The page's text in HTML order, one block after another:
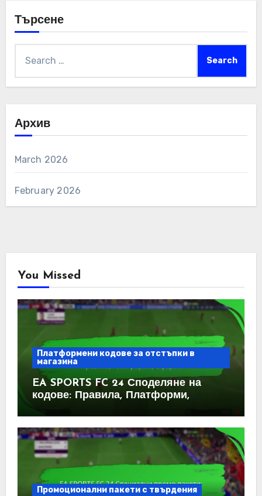
Търсене
Архив
March 2026
February 2026
You Missed
Платформени кодове за отстъпки в
магазина
EA SPORTS FC 24 Споделяне на
кодове: Правила, Платформи,
Промоционални пакети с твърдения